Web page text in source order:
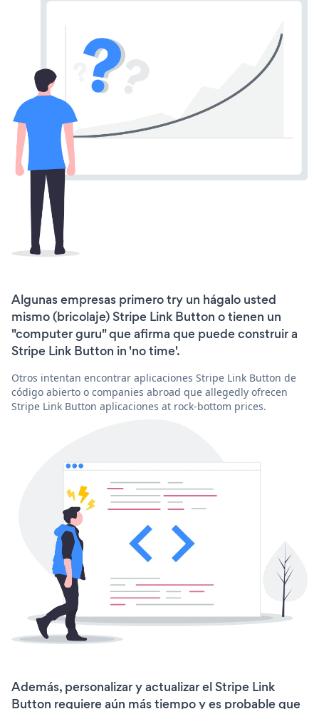
Algunas empresas primero try un hágalo usted
mismo (bricolaje) Stripe Link Button o tienen un
"computer guru" que afirma que puede construir a
Stripe Link Button in 'no time'.
Otros intentan encontrar aplicaciones Stripe Link Button de
código abierto o companies abroad que allegedly ofrecen
Stripe Link Button aplicaciones at rock-bottom prices.
Además, personalizar y actualizar el Stripe Link
Button requiere aún más tiempo y es probable que